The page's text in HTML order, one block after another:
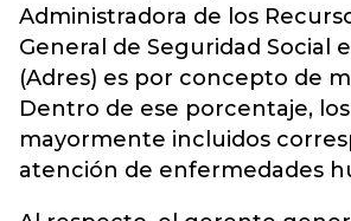
Administradora de los
General de Seguridad Social
(Adres) es por concepto de
Dentro de ese porcentaje,
mayormente incluidos
atención de enfermedades